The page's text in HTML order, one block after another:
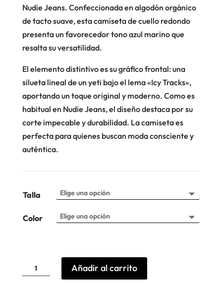
Nudie Jeans. Confeccionada en algodón orgánico
de tacto suave, esta camiseta de cuello redondo
presenta un favorecedor tono azul marino que
resalta su versatilidad.
El elemento distintivo es su gráfico frontal: una
silueta lineal de un yeti bajo el lema «Icy Tracks»,
aportando un toque original y moderno. Como es
habitual en Nudie Jeans, el diseño destaca por su
corte impecable y durabilidad. La camiseta es
perfecta para quienes buscan moda consciente y
auténtica.
Talla
Color
Camiseta
Roy
Icy
Añadir al carrito